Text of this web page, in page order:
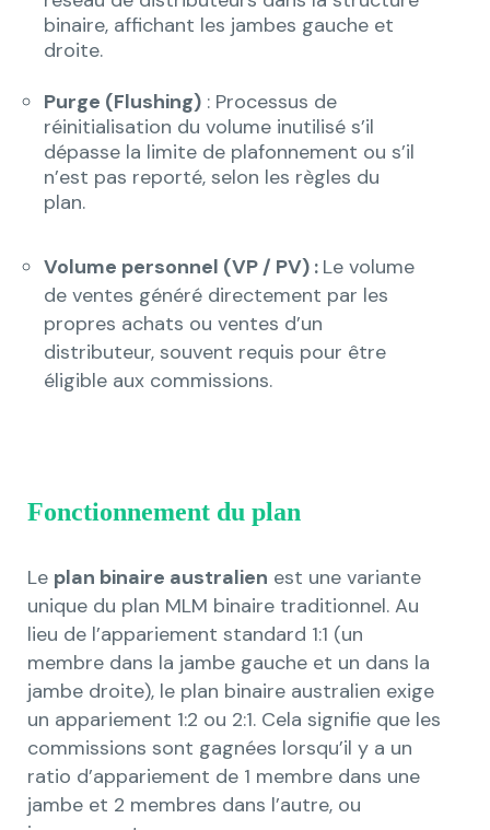
binaire, affichant les jambes gauche et
droite.
Purge (Flushing) : Processus de
réinitialisation du volume inutilisé s’il
dépasse la limite de plafonnement ou s’il
n’est pas reporté, selon les règles du
plan.
Volume personnel (VP / PV) : Le volume
de ventes généré directement par les
propres achats ou ventes d’un
distributeur, souvent requis pour être
éligible aux commissions.
Fonctionnement du plan
Le plan binaire australien est une variante
unique du plan MLM binaire traditionnel. Au
lieu de l’appariement standard 1:1 (un
membre dans la jambe gauche et un dans la
jambe droite), le plan binaire australien exige
un appariement 1:2 ou 2:1. Cela signifie que les
commissions sont gagnées lorsqu’il y a un
ratio d’appariement de 1 membre dans une
jambe et 2 membres dans l’autre, ou